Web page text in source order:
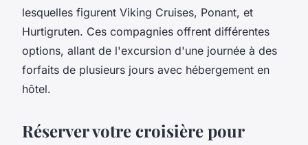
lesquelles figurent Viking Cruises, Ponant, et
Hurtigruten. Ces compagnies offrent différentes
options, allant de l'excursion d'une journée à des
forfaits de plusieurs jours avec hébergement en
hôtel.
Réserver votre croisière pour